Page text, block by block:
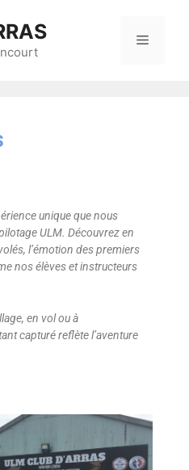
unique que nous
ULM. Découvrez en
l’émotion des premiers
nos élèves et instructeurs
en vol ou à
capturé reflète l’aventure